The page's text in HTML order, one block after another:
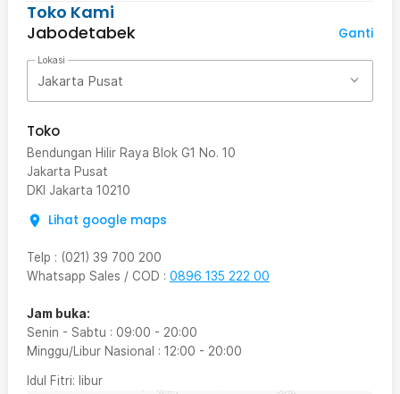
Toko Kami
Jabodetabek
Ganti
Lokasi
Jakarta Pusat
Toko
Bendungan Hilir Raya Blok G1 No. 10
Jakarta Pusat
DKI Jakarta 10210
Lihat google maps
Telp : (021) 39 700 200
Whatsapp Sales / COD : 0896 135 222 00
Jam buka:
Senin - Sabtu : 09:00 - 20:00
Minggu/Libur Nasional : 12:00 - 20:00
Idul Fitri: libur